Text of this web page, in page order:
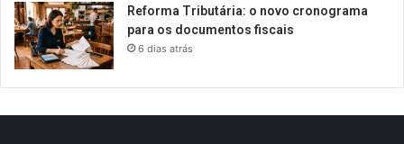
Reforma Tributária: o novo cronograma
para os documentos fiscais
6 dias atrás